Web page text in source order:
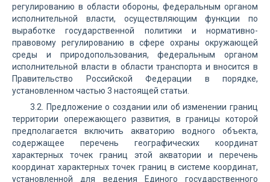
регулированию в области обороны, федеральным органом
исполнительной власти, осуществляющим функции по
выработке государственной политики и нормативно-
правовому регулированию в сфере охраны окружающей
среды и природопользования, федеральным органом
исполнительной власти в области транспорта и вносится в
Правительство Российской Федерации в порядке,
установленном частью 3 настоящей статьи.
3.2. Предложение о создании или об изменении границ
территории опережающего развития, в границы которой
предполагается включить акваторию водного объекта,
содержащее перечень географических координат
характерных точек границ этой акватории и перечень
координат характерных точек границ в системе координат,
установленной для ведения Единого государственного